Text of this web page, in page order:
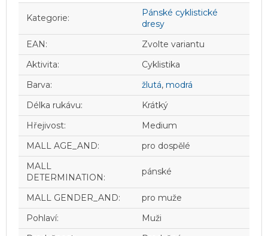
Kategorie:
Pánské cyklistické
dresy
EAN:
Zvolte variantu
Aktivita:
Cyklistika
Barva: žlutá, modrá
Délka rukávu:
Krátký
Hřejivost:
Medium
MALL AGE_AND:
pro dospělé
MALL
DETERMINATION:
pánské
MALL GENDER_AND:
pro muže
Pohlaví:
Muži